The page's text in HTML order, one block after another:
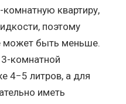
квартиру,
поэтому
может быть меньше.
комнатной
4−5 литров, а для
иметь